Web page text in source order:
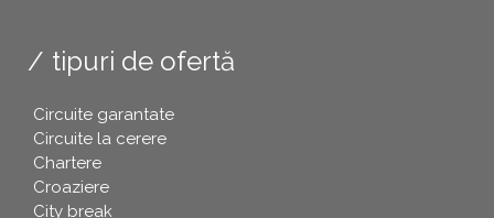
tipuri de ofertă
Circuite garantate
Circuite la cerere
Chartere
Croaziere
City break